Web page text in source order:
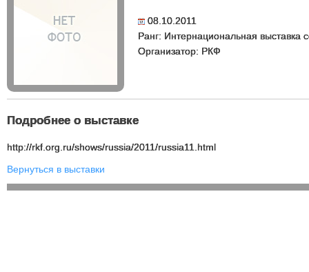
08.10.2011
Ранг: Интернациональная выставка
Организатор: РКФ
Подробнее о выставке
http://rkf.org.ru/shows/russia/2011/russia11.html
Вернуться в выставки